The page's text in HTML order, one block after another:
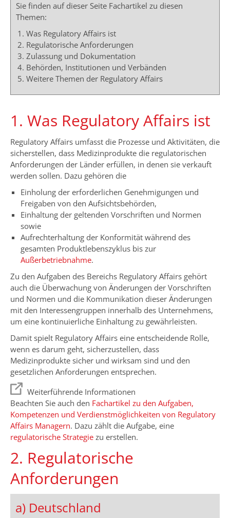
Sie finden auf dieser Seite Fachartikel zu diesen
Themen:
Was Regulatory Affairs ist
Regulatorische Anforderungen
Zulassung und Dokumentation
Behörden, Institutionen und Verbänden
Weitere Themen der Regulatory Affairs
1. Was Regulatory Affairs ist
Regulatory Affairs umfasst die Prozesse und Aktivitäten, die
sicherstellen, dass Medizinprodukte die regulatorischen
Anforderungen der Länder erfüllen, in denen sie verkauft
werden sollen. Dazu gehören die
Einholung der erforderlichen Genehmigungen und
Freigaben von den Aufsichtsbehörden,
Einhaltung der geltenden Vorschriften und Normen
sowie
Aufrechterhaltung der Konformität während des
gesamten Produktlebenszyklus bis zur
Außerbetriebnahme.
Zu den Aufgaben des Bereichs Regulatory Affairs gehört
auch die Überwachung von Änderungen der Vorschriften
und Normen und die Kommunikation dieser Änderungen
mit den Interessengruppen innerhalb des Unternehmens,
um eine kontinuierliche Einhaltung zu gewährleisten.
Damit spielt Regulatory Affairs eine entscheidende Rolle,
wenn es darum geht, sicherzustellen, dass
Medizinprodukte sicher und wirksam sind und den
gesetzlichen Anforderungen entsprechen.
Weiterführende Informationen
Beachten Sie auch den Fachartikel zu den Aufgaben,
Kompetenzen und Verdienstmöglichkeiten von Regulatory
Affairs Managern. Dazu zählt die Aufgabe, eine
regulatorische Strategie zu erstellen.
2. Regulatorische
Anforderungen
a) Deutschland